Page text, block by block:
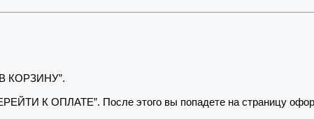
КОРЗИНУ”.
К ОПЛАТЕ”. После этого вы попадете на страницу